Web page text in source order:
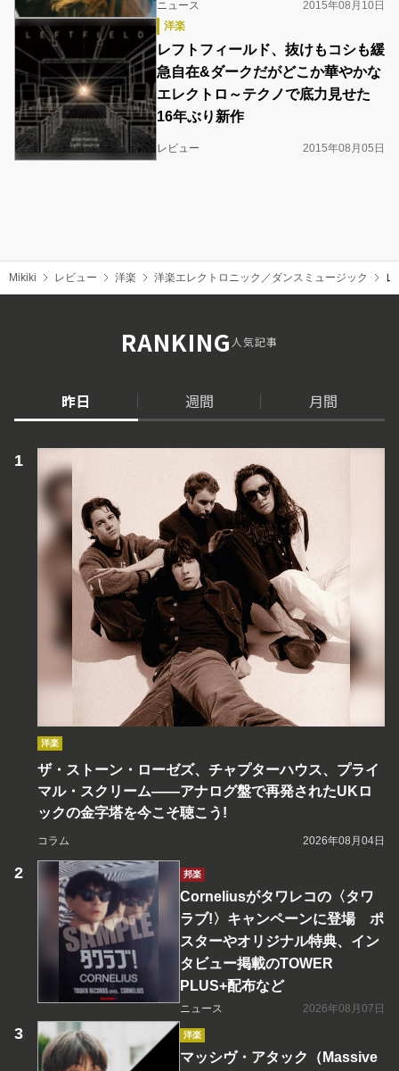
ニュース
2015年08月10日
洋楽
レフトフィールド、抜けもコシも緩
急自在&ダークだがどこか華やかな
エレクトロ～テクノで底力見せた
16年ぶり新作
レビュー 2015年08月05日
Mikiki レビュー 洋楽 洋楽エレクトロニック／ダンスミュージック
RANKING人気記事
昨日 週間 月間
洋楽
ザ・ストーン・ローゼズ、チャプターハウス、プライ
マル・スクリーム――アナログ盤で再発されたUKロ
ックの金字塔を今こそ聴こう!
コラム 2026年08月04日
邦楽
Corneliusがタワレコの〈タワ
ラブ!〉キャンペーンに登場 ポ
スターやオリジナル特典、イン
タビュー掲載のTOWER
PLUS+配布など
ニュース 2026年08月07日
洋楽
マッシヴ・アタック（Massive